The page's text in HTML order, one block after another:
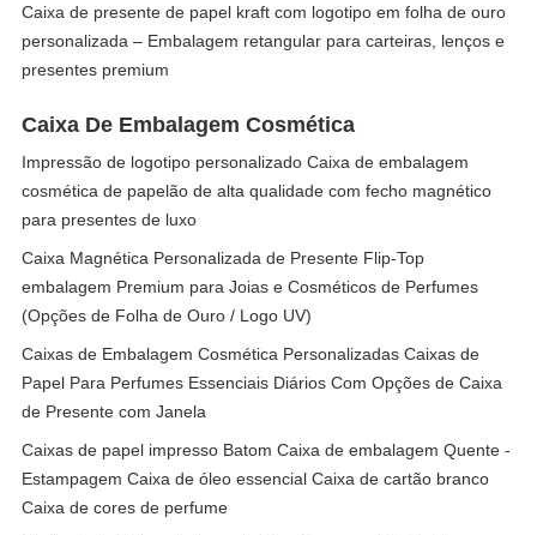
Caixa de presente de papel kraft com logotipo em folha de ouro
personalizada – Embalagem retangular para carteiras, lenços e
presentes premium
Caixa De Embalagem Cosmética
Impressão de logotipo personalizado Caixa de embalagem
cosmética de papelão de alta qualidade com fecho magnético
para presentes de luxo
Caixa Magnética Personalizada de Presente Flip-Top
embalagem Premium para Joias e Cosméticos de Perfumes
(Opções de Folha de Ouro / Logo UV)
Caixas de Embalagem Cosmética Personalizadas Caixas de
Papel Para Perfumes Essenciais Diários Com Opções de Caixa
de Presente com Janela
Caixas de papel impresso Batom Caixa de embalagem Quente -
Estampagem Caixa de óleo essencial Caixa de cartão branco
Caixa de cores de perfume